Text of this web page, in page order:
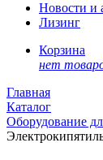
Новости и
Лизинг
Корзина
нет
Главная
Каталог
Оборудование